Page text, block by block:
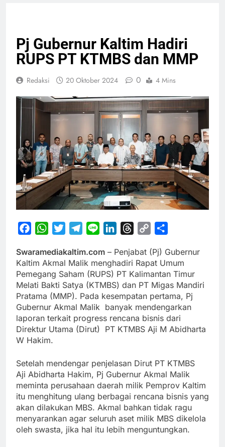
Pj Gubernur Kaltim Hadiri
RUPS PT KTMBS dan MMP
Redaksi 20 Oktober 2024 0 4 Mins
FacebookWhatsApp
TwitterTelegram
Line LinkedInThreads
Copy
Swaramediakaltim.com – Penjabat (Pj) Gubernur
Kaltim Akmal Malik menghadiri Rapat Umum
Pemegang Saham (RUPS) PT Kalimantan Timur
Melati Bakti Satya (KTMBS) dan PT Migas Mandiri
Pratama (MMP). Pada kesempatan pertama, Pj
Gubernur Akmal Malik banyak mendengarkan
laporan terkait progress rencana bisnis dari
Direktur Utama (Dirut) PT KTMBS Aji M Abidharta
W Hakim.
Setelah mendengar penjelasan Dirut PT KTMBS
Aji Abidharta Hakim, Pj Gubernur Akmal Malik
meminta perusahaan daerah milik Pemprov Kaltim
itu menghitung ulang berbagai rencana bisnis yang
akan dilakukan MBS. Akmal bahkan tidak ragu
menyarankan agar seluruh aset milik MBS dikelola
oleh swasta, jika hal itu lebih menguntungkan.